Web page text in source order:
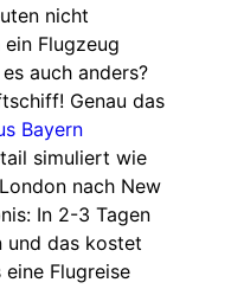
nicht
Flugzeug
auch anders?
Genau das
Bayern
simuliert wie
nach New
In 2-3 Tagen
und das kostet
Flugreise